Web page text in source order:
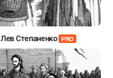
Лев Степаненко PRO